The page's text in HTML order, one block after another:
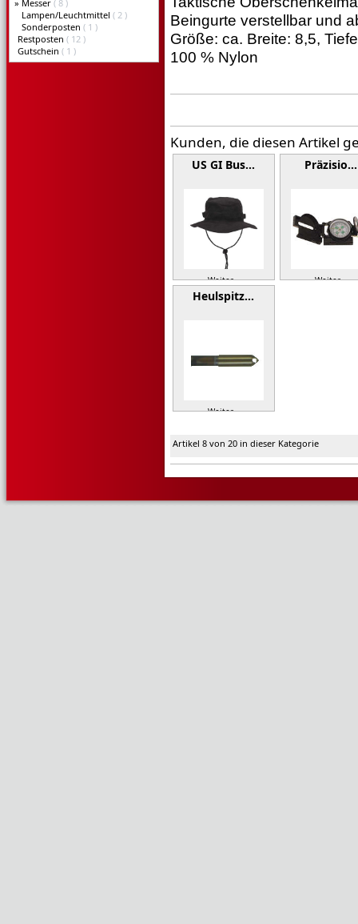
» Messer ( 8 )
Lampen/Leuchtmittel ( 2 )
Sonderposten ( 1 )
Restposten ( 12 )
Gutschein ( 1 )
Beingurte verstellbar und
Größe: ca. Breite: 8,5,
100 % Nylon
Kunden, die diesen Artikel
US GI Bus…
Weiter »
Präzisio…
Weiter »
Heulspitz…
Weiter »
Artikel 8 von 20 in dieser Kategorie